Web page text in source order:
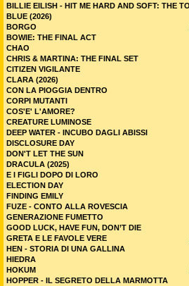
BILLIE EILISH - HIT ME HARD AND SOFT: THE
BLUE (2026)
BORGO
BOWIE: THE FINAL ACT
CHAO
CHRIS & MARTINA: THE FINAL SET
CITIZEN VIGILANTE
CLARA (2026)
CON LA PIOGGIA DENTRO
CORPI MUTANTI
COS'E' L'AMORE?
CREATURE LUMINOSE
DEEP WATER - INCUBO DAGLI ABISSI
DISCLOSURE DAY
DON'T LET THE SUN
DRACULA (2025)
E I FIGLI DOPO DI LORO
ELECTION DAY
FINDING EMILY
FUZE - CONTO ALLA ROVESCIA
GENERAZIONE FUMETTO
GOOD LUCK, HAVE FUN, DON’T DIE
GRETA E LE FAVOLE VERE
HEN - STORIA DI UNA GALLINA
HIEDRA
HOKUM
HOPPER - IL SEGRETO DELLA MARMOTTA